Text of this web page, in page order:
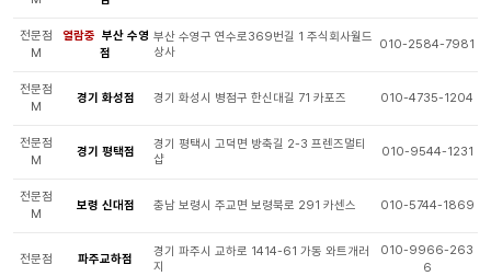
전문점
M
열람중 부산 수영
점
부산 수영구 연수로369번길 1 주식회사월드
상사
010-2584-7981
전문점
M
경기 화성점 경기 화성시 병점구 한신대길 71 카포즈 010-4735-1204
전문점
M
경기 평택점
경기 평택시 고덕면 방축길 2-3 프렌즈멀티
샵
010-9544-1231
전문점
M
보령 신대점 충남 보령시 주교면 보령북로 291 카센스 010-5744-1869
전문점 파주교하점
경기 파주시 교하로 1414-61 가동 와트개러
지
010-9966-263
6